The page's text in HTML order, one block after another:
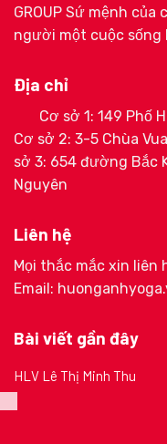
GROUP Sứ mệnh
người một cuộc sống
Địa chỉ
Cơ sở 1: 149 Phố
Cơ sở 2: 3-5 Chùa
sở 3: 654 đường Bắc
Nguyên
Liên hệ
Mọi thắc mắc xin liên
Email:
Bài viết gần đây
HLV Lê Thị Minh Thu